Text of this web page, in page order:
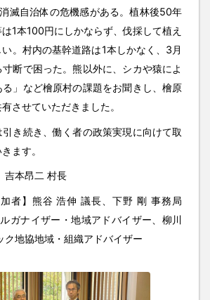
滅自治体の危機感がある。植林後50年
1本100円にしかならず、伐採して植え
。村内の基幹道路は1本しかなく、3月
断で困った。熊以外に、シカや猿によ
」など檜原村の課題をお聞きし、檜原
させていただきました。
き続き、働く者の政策実現に向けて取
ます。
吉本昂二 村長
加者】熊谷 浩伸 議長、下野 剛 事務局
ガナイザー・地域アドバイザー、柳川
ク地協地域・組織アドバイザー